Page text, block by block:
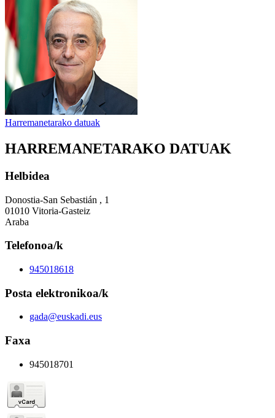
Harremanetarako datuak
HARREMANETARAKO DATUAK
Helbidea
Donostia-San Sebastián , 1
01010 Vitoria-Gasteiz
Araba
Telefonoa/k
945018618
Posta elektronikoa/k
gada@euskadi.eus
Faxa
945018701